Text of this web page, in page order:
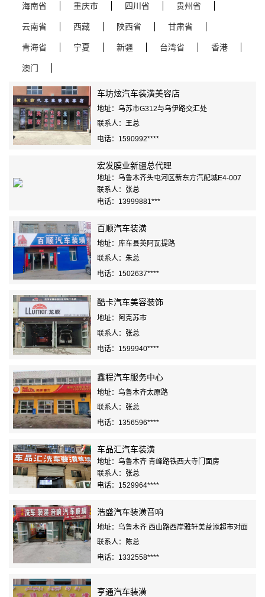
海南省 重庆市 四川省 贵州省
云南省 西藏 陕西省 甘肃省
青海省 宁夏 新疆 台湾省 香港
澳门
车坊炫汽车装潢美容店
地址：乌苏市G312与乌伊路交汇处
联系人：王总
电话：1590992****
宏发膜业新疆总代理
地址：乌鲁木齐头屯河区新东方汽配城E4-007
联系人：张总
电话：13999881***
百顺汽车装潢
地址：库车县英阿瓦提路
联系人：朱总
电话：1502637****
酷卡汽车美容装饰
地址：阿克苏市
联系人：张总
电话：1599940****
鑫程汽车服务中心
地址：乌鲁木齐太原路
联系人：张总
电话：1356596****
车品汇汽车装潢
地址：乌鲁木齐 青峰路铁西大寺门面房
联系人：张总
电话：1529964****
浩盛汽车装潢音响
地址：乌鲁木齐 西山路西岸雅轩美益添超市对面
联系人：陈总
电话：1332558****
亨通汽车装潢